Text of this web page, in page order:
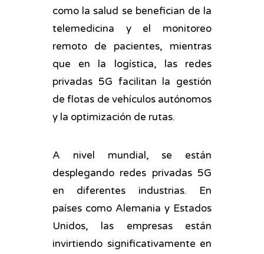
como la salud se benefician de la
telemedicina y el monitoreo
remoto de pacientes, mientras
que en la logística, las redes
privadas 5G facilitan la gestión
de flotas de vehículos autónomos
y la optimización de rutas.
A nivel mundial, se están
desplegando redes privadas 5G
en diferentes industrias. En
países como Alemania y Estados
Unidos, las empresas están
invirtiendo significativamente en